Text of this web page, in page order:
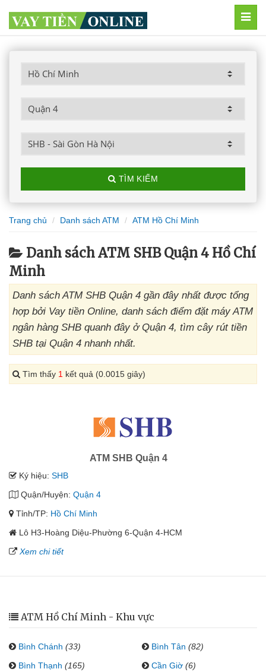
TÌM KIẾM
Trang chủ Danh sách ATM ATM Hồ Chí Minh
Danh sách ATM SHB Quận 4 Hồ Chí
Minh
Danh sách ATM SHB Quận 4 gần đây nhất được tổng
hợp bởi Vay tiền Online, danh sách điểm đặt máy ATM
ngân hàng SHB quanh đây ở Quận 4, tìm cây rút tiền
SHB tại Quận 4 nhanh nhất.
Tìm thấy 1 kết quả (0.0015 giây)
ATM SHB Quận 4
Ký hiệu: SHB
Quận/Huyện: Quận 4
Tỉnh/TP: Hồ Chí Minh
Lô H3-Hoàng Diệu-Phường 6-Quận 4-HCM
Xem chi tiết
ATM Hồ Chí Minh - Khu vực
Bình Chánh (33) Bình Tân (82)
Bình Thạnh (165) Cần Giờ (6)